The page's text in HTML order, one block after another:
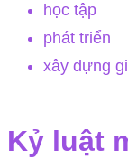
học tập
phát triển
xây dựng
Kỷ luật